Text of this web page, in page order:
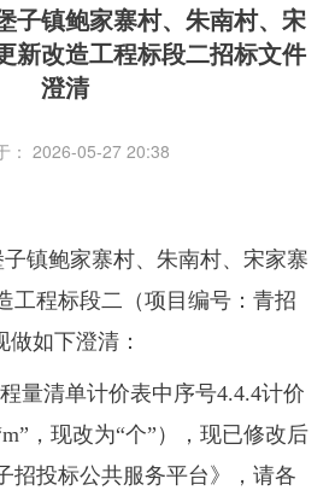
子镇鲍家寨村、朱南村、宋
新改造工程标段二招标文件
澄清
： 2026-05-27 20:38
镇鲍家寨村、朱南村、宋家寨
工程标段二（项目编号：青招
做如下澄清：
量清单计价表中序号4.4.4计价
，现改为“个”），现已修改后
招投标公共服务平台》，请各